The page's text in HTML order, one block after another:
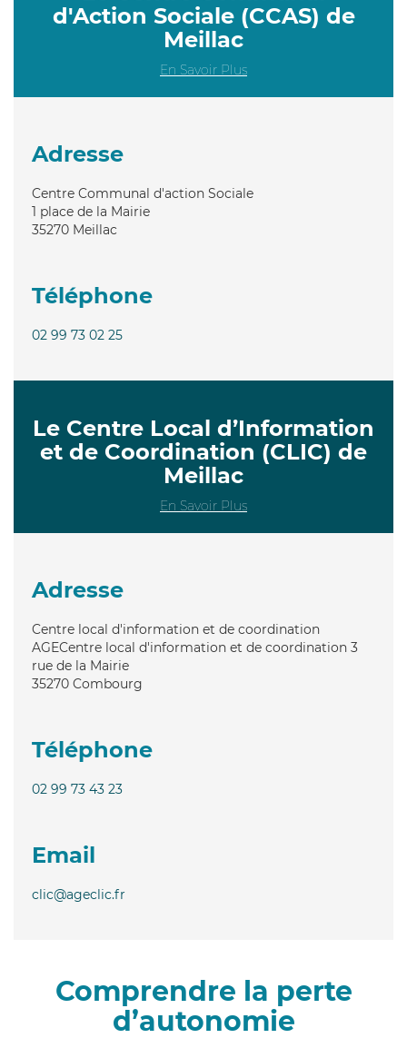
d'Action Sociale (CCAS) de
Meillac
En Savoir Plus
Adresse
Centre Communal d'action Sociale
1 place de la Mairie
35270 Meillac
Téléphone
02 99 73 02 25
Le Centre Local d’Information
et de Coordination (CLIC) de
Meillac
En Savoir Plus
Adresse
Centre local d'information et de coordination
AGECentre local d'information et de coordination 3
rue de la Mairie
35270 Combourg
Téléphone
02 99 73 43 23
Email
clic@ageclic.fr
Comprendre la perte
d’autonomie